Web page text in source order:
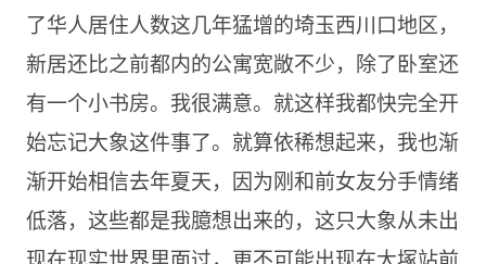
了华人居住人数这几年猛增的埼玉西川口地区，
新居还比之前都内的公寓宽敞不少，除了卧室还
有一个小书房。我很满意。就这样我都快完全开
始忘记大象这件事了。就算依稀想起来，我也渐
渐开始相信去年夏天，因为刚和前女友分手情绪
低落，这些都是我臆想出来的，这只大象从未出
现在现实世界里面过，更不可能出现在大塚站前